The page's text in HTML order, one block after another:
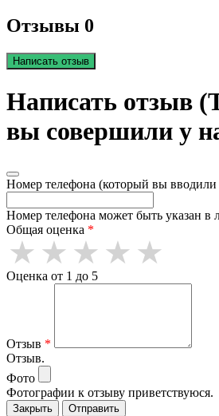
Отзывы 0
Написать отзыв
Написать отзыв
вы совершили у
Номер телефона (который вы
Номер телефона может быть указан в
Общая оценка *
Оценка от 1 до 5
Отзыв *
Отзыв.
Фото
Фотографии к отзыву приветствуюся.
Закрыть Отправить